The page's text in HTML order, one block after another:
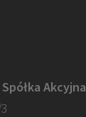
Akcyjna